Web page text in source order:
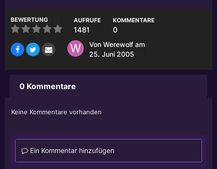
BEWERTUNG AUFRUFE
1481
KOMMENTARE
0
Von Werewolf am
25. Juni 2005
0 Kommentare
Keine Kommentare vorhanden
Ein Kommentar hinzufügen